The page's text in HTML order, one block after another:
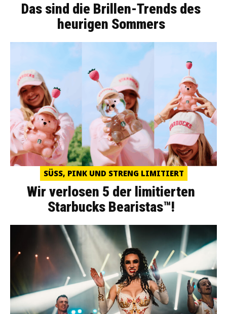
Das sind die Brillen-Trends des
heurigen Sommers
SÜSS, PINK UND STRENG LIMITIERT
Wir verlosen 5 der limitierten
Starbucks Bearistas™!